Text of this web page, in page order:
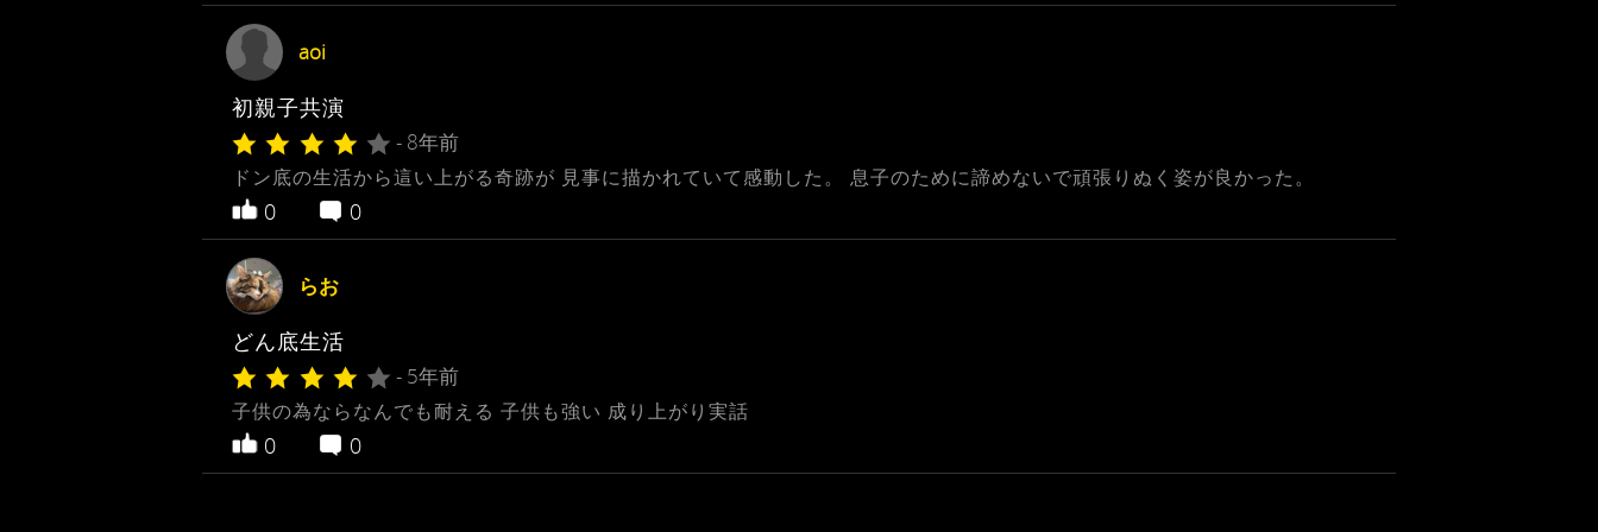
aoi
初親子共演
- 8年前
ドン底の生活から這い上がる奇跡が 見事に描かれていて感動した。 息子のために諦めないで頑張りぬく姿が良かった。
0 0
らお
どん底生活
- 5年前
子供の為ならなんでも耐える 子供も強い 成り上がり実話
0 0